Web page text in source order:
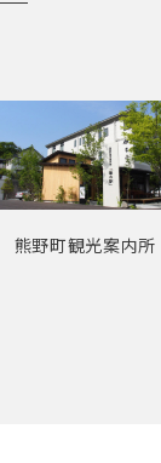
熊野町観光案内所